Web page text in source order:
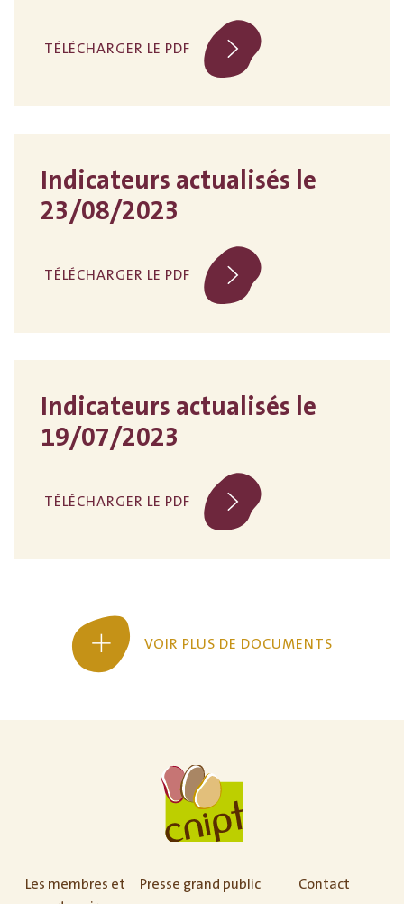
TÉLÉCHARGER LE PDF
Indicateurs actualisés le
23/08/2023
TÉLÉCHARGER LE PDF
Indicateurs actualisés le
19/07/2023
TÉLÉCHARGER LE PDF
VOIR PLUS DE DOCUMENTS
Les membres et
Presse grand public Contact